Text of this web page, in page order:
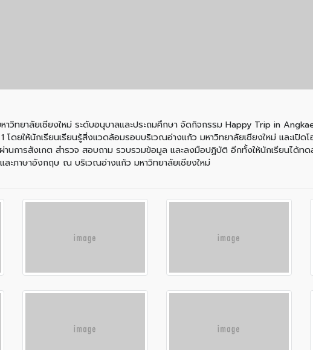
าวิทยาลัยเชียงใหม่ ระดับอนุบาลและประถมศึกษา จัดกิจกรรม Happy Trip in
ดยให้นักเรียนเรียนรู้สิ่งแวดล้อมรอบบริเวณอ่างแก้ว มหาวิทยาลัยเชียงใหม่ และเปิดโ
านการสังเกต สำรวจ สอบถาม รวบรวมข้อมูล และลงมือปฏิบัติ อีกทั้งให้นักเรียนได้
ละภาษาอังกฤษ ณ บริเวณอ่างแก้ว มหาวิทยาลัยเชียงใหม่